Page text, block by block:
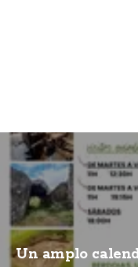
Un amplo